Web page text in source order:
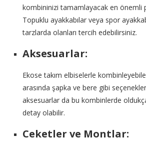
kombininizi tamamlayacak en önemli
Topuklu ayakkabılar veya spor
tarzlarda olanları tercih edebilirsiniz.
Aksesuarlar:
Ekose takım elbiselerle
arasında şapka ve bere gibi
aksesuarlar da bu kombinlerde
detay olabilir.
Ceketler ve Montlar: